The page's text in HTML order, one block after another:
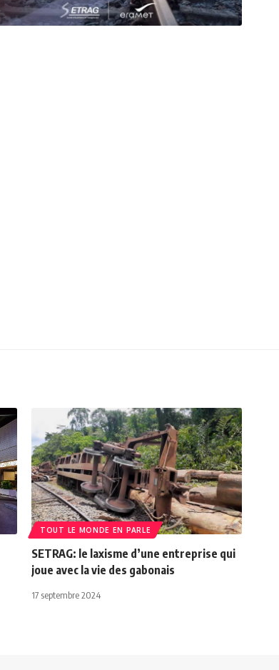
TOUT LE MONDE EN PARLE
SETRAG: le laxisme d’une entreprise qui
joue avec la vie des gabonais
17 septembre 2024